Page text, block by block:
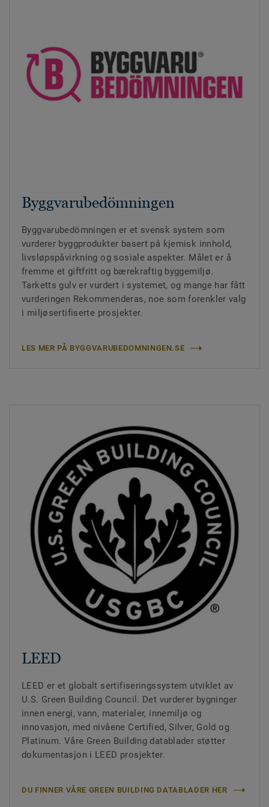
Byggvarubedömningen
Byggvarubedömningen er et svensk system som
vurderer byggprodukter basert på kjemisk innhold,
livsløpspåvirkning og sosiale aspekter. Målet er å
fremme et giftfritt og bærekraftig byggemiljø.
Tarketts gulv er vurdert i systemet, og mange har fått
vurderingen Rekommenderas, noe som forenkler valg
i miljøsertifiserte prosjekter.
LES MER PÅ BYGGVARUBEDOMNINGEN.SE
LEED
LEED er et globalt sertifiseringssystem utviklet av
U.S. Green Building Council. Det vurderer bygninger
innen energi, vann, materialer, innemiljø og
innovasjon, med nivåene Certified, Silver, Gold og
Platinum. Våre Green Building datablader støtter
dokumentasjon i LEED prosjekter.
DU FINNER VÅRE GREEN BUILDING DATABLADER HER